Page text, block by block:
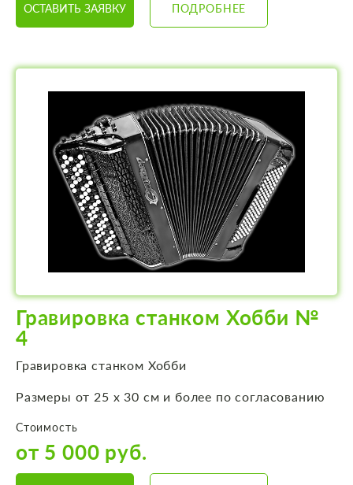
ОСТАВИТЬ ЗАЯВКУ ПОДРОБНЕЕ
Гравировка станком Хобби №
4
Гравировка станком Хобби
Размеры от 25 х 30 см и более по согласованию
Стоимость
от 5 000 руб.